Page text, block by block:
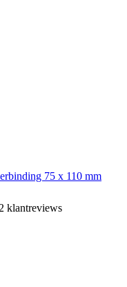
75 x 110 mm
klantreviews